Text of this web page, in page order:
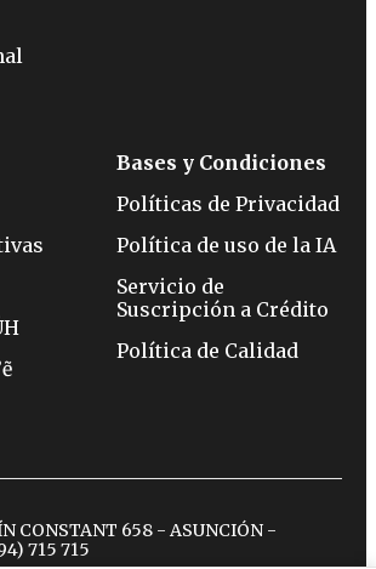
Bases y Condiciones
Políticas de Privacidad
Política de uso de la IA
Servicio de
Suscripción a Crédito
Política de Calidad
CONSTANT 658 - ASUNCIÓN -
715 715